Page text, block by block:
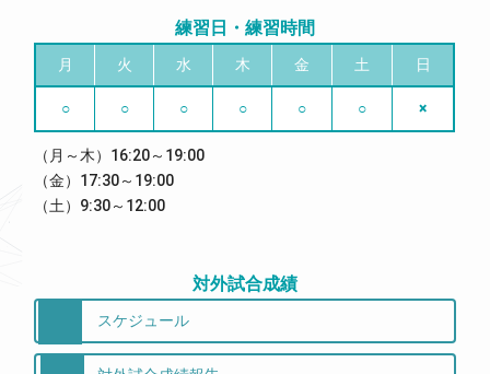
練習日・練習時間
月 火 水 木 金 土 日
○ ○ ○ ○ ○ ○ ×
（月～木）16:20～19:00
（金）17:30～19:00
（土）9:30～12:00
対外試合成績
スケジュール